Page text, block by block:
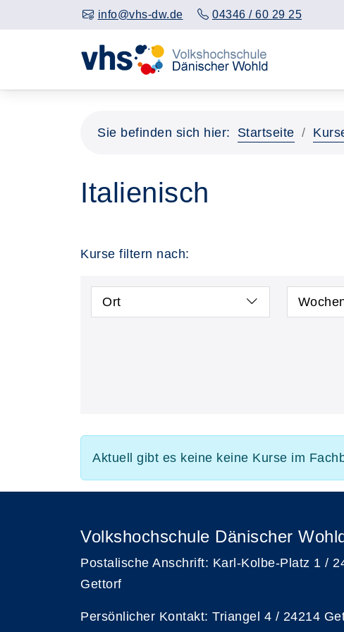
info@vhs-dw.de 04346 / 60 29 25
Sie befinden sich hier: Startseite
Italienisch
Kurse filtern nach:
Ort
Aktuell gibt es keine keine Kurse im
Volkshochschule Dänischer
Postalische Anschrift: Karl-Kolbe-Platz 1 /
Gettorf
Persönlicher Kontakt: Triangel 4 / 24214